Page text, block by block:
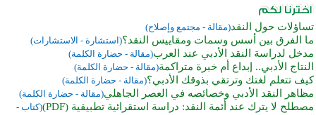
تساؤلات حول النقد(مقالة - مجتمع وإصلاح)
ما الفرق بين أسس وسمات ومقاييس النقد؟(استشارة - الاستشارات)
مدخل لدراسة النقد الأدبي عند العرب(مقالة - حضارة الكلمة)
النتاج الأدبي.. إبداع أم خبرة متراكمة(مقالة - حضارة الكلمة)
كيف تتعلم لغتك وترتقي بذوقك الأدبي؟(مقالة - حضارة الكلمة)
مظاهر النقد الأدبي وخصائصه في العصر الجاهلي(مقالة - حضارة الكلمة)
مصطلح لا يترك عند أئمة النقد: دراسة استقرائية تطبيقية (PDF)
(كتاب -